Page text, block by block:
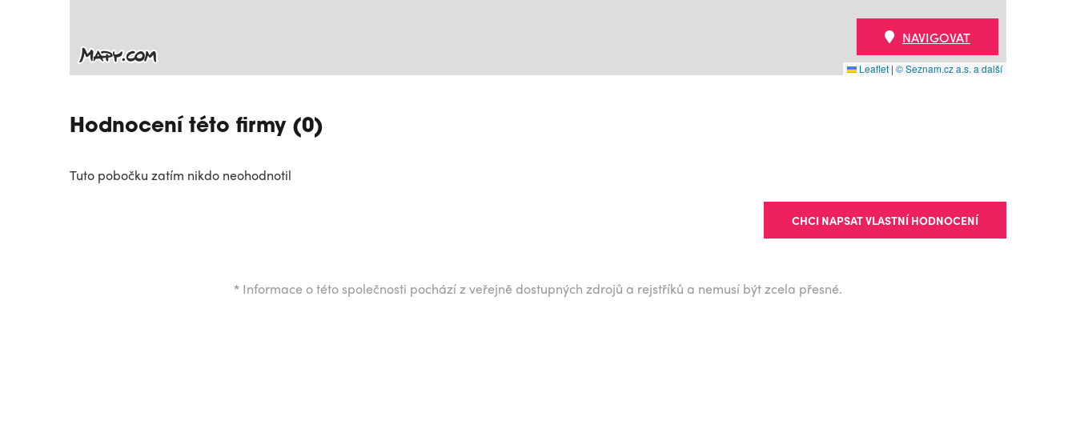
Leaflet | © Seznam.cz a.s. a další
NAVIGOVAT
Hodnocení této firmy (0)
Tuto pobočku zatím nikdo neohodnotil
CHCI NAPSAT VLASTNÍ HODNOCENÍ
* Informace o této společnosti pochází z veřejně dostupných zdrojů a rejstříků a nemusí být zcela přesné.